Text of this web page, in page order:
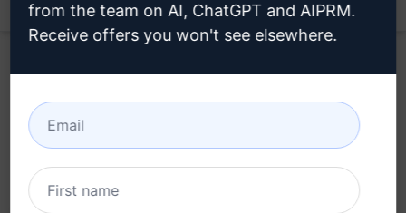
Home / AIプロンプト / Marketing Prompts / Research
Prompts
/
15,166
1 10,747
from the team on AI, ChatGPT and AIPRM.
Receive offers you won't see elsewhere.